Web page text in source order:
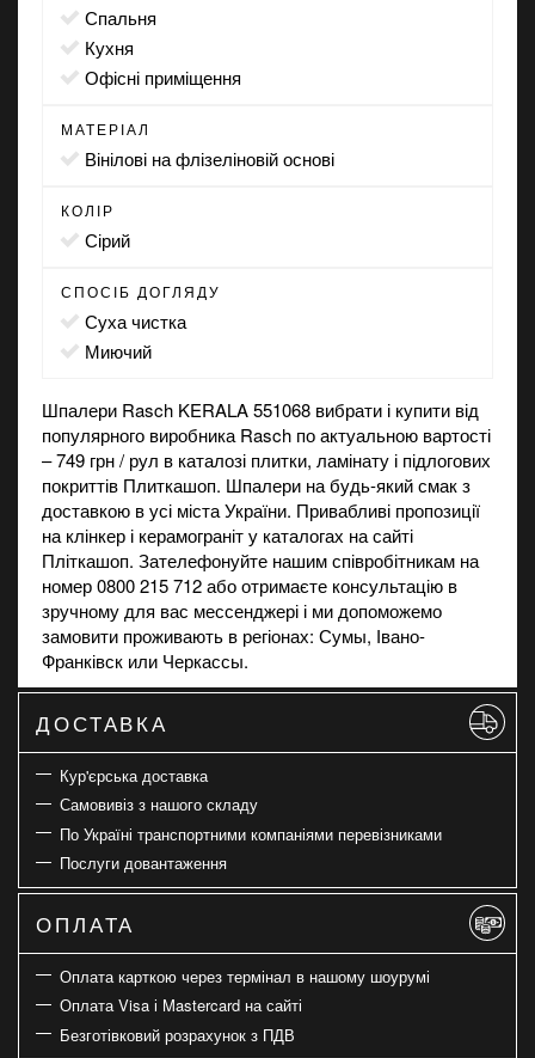
спальня
кухня
офісні приміщення
МАТЕРІАЛ
вінілові на флізеліновій основі
КОЛІР
сірий
СПОСІБ ДОГЛЯДУ
суха чистка
миючий
Шпалери Rasch KERALA 551068 вибрати і купити від
популярного виробника Rasch по актуальною вартості
– 749 грн / рул в каталозі плитки, ламінату і підлогових
покриттів Плиткашоп. Шпалери на будь-який смак з
доставкою в усі міста України. Привабливі пропозиції
на клінкер і керамограніту каталогах на сайті
Пліткашоп. Зателефонуйте нашим співробітникам на
номер 0800 215 712 або отримаєте консультацію в
зручному для вас мессенджері і ми допоможемо
замовити проживають в регіонах: Сумы, Івано-
Франківск или Черкассы.
ДОСТАВКА
Кур'єрська доставка
Самовивіз з нашого складу
По Україні транспортними компаніями перевізниками
Послуги довантаження
ОПЛАТА
Оплата карткою через термінал в нашому шоурумі
Оплата Visa і Mastercard на сайті
Безготівковий розрахунок з ПДВ